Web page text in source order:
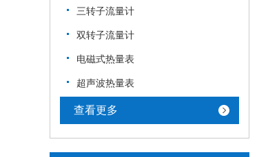
三转子流量计
双转子流量计
电磁式热量表
超声波热量表
查看更多